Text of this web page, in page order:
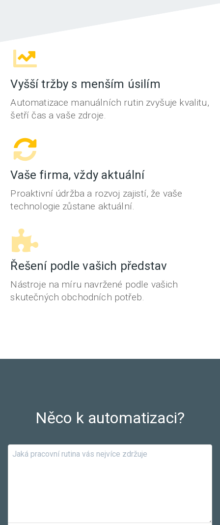
Vyšší tržby s menším úsilím
Automatizace manuálních rutin zvyšuje kvalitu,
šetří čas a vaše zdroje.
Vaše firma, vždy aktuální
Proaktivní údržba a rozvoj zajistí, že vaše
technologie zůstane aktuální.
Řešení podle vašich představ
Nástroje na míru navržené podle vašich
skutečných obchodních potřeb.
Něco k automatizaci?